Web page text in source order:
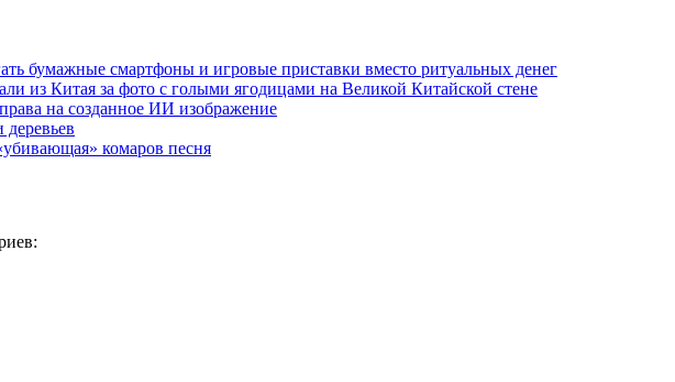
бумажные смартфоны и игровые приставки вместо ритуальных денег
из Китая за фото с голыми ягодицами на Великой Китайской стене
на созданное ИИ изображение
комаров песня